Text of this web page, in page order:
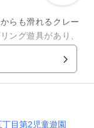
らも滑れるクレー
ング遊具があり、
2つといった簡素